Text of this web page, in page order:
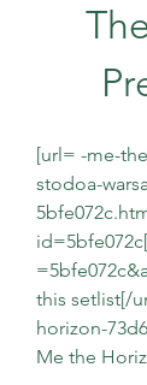
[url= -me-
stodoa-
this setlist[/
horizon-
Me the